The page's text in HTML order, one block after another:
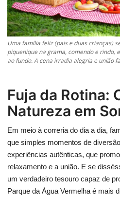
Uma família feliz (pais e duas crianças)
piquenique na grama, comendo e rindo,
ao fundo. A cena irradia alegria e união
Fuja da Rotina:
Natureza em
Em meio à correria do dia a dia,
que simples momentos de
experiências autênticas, que
relaxamento e a união. E se
um verdadeiro tesouro capaz de
Parque da Água Vermelha é mais